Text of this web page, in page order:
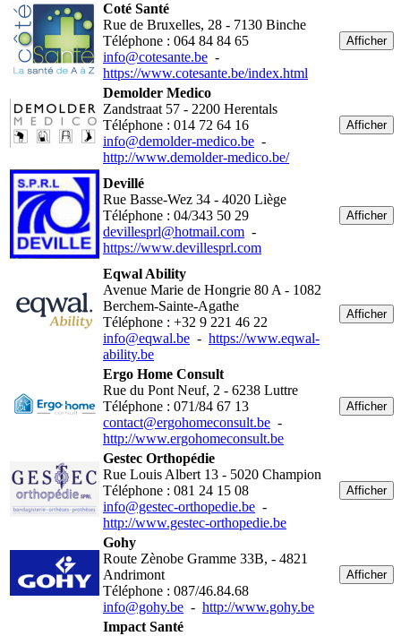
Coté Santé
Rue de Bruxelles, 28 - 7130 Binche
Téléphone : 064 84 84 65
info@cotesante.be -
https://www.cotesante.be/index.html
Afficher
Demolder Medico
Zandstraat 57 - 2200 Herentals
Téléphone : 014 72 64 16
info@demolder-medico.be -
http://www.demolder-medico.be/
Afficher
Devillé
Rue Basse-Wez 34 - 4020 Liège
Téléphone : 04/343 50 29
devillesprl@hotmail.com -
https://www.devillesprl.com
Afficher
Eqwal Ability
Avenue Marie de Hongrie 80 A - 1082
Berchem-Sainte-Agathe
Téléphone : +32 9 221 46 22
info@eqwal.be - https://www.eqwal-
ability.be
Afficher
Ergo Home Consult
Rue du Pont Neuf, 2 - 6238 Luttre
Téléphone : 071/84 67 13
contact@ergohomeconsult.be -
http://www.ergohomeconsult.be
Afficher
Gestec Orthopédie
Rue Louis Albert 13 - 5020 Champion
Téléphone : 081 24 15 08
info@gestec-orthopedie.be -
http://www.gestec-orthopedie.be
Afficher
Gohy
Route Zènobe Gramme 33B, - 4821
Andrimont
Téléphone : 087/46.84.68
info@gohy.be - http://www.gohy.be
Afficher
Impact Santé